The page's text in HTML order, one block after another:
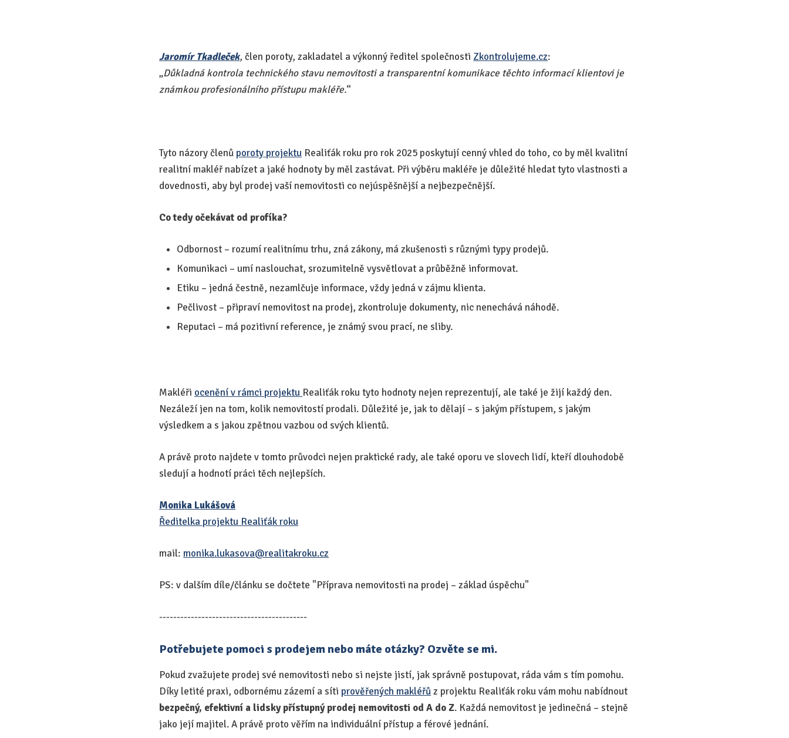
Jaromír Tkadleček, člen poroty, zakladatel a výkonný ředitel společnosti Zkontrolujeme.cz:
„​Důkladná kontrola technického stavu nemovitosti a transparentní komunikace těchto informací klientovi je
známkou profesionálního přístupu makléře.“​
Tyto názory členů poroty projektu Realiťák roku pro rok 2025 poskytují cenný vhled do toho, co by měl kvalitní
realitní makléř nabízet a jaké hodnoty by měl zastávat. Při výběru makléře je důležité hledat tyto vlastnosti a
dovednosti, aby byl prodej vaší nemovitosti co nejúspěšnější a nejbezpečnější.
Co tedy očekávat od profíka?
Odbornost – rozumí realitnímu trhu, zná zákony, má zkušenosti s různými typy prodejů.
Komunikaci – umí naslouchat, srozumitelně vysvětlovat a průběžně informovat.
Etiku – jedná čestně, nezamlčuje informace, vždy jedná v zájmu klienta.
Pečlivost – připraví nemovitost na prodej, zkontroluje dokumenty, nic nenechává náhodě.
Reputaci – má pozitivní reference, je známý svou prací, ne sliby.
Makléři ocenění v rámci projektu Realiťák roku tyto hodnoty nejen reprezentují, ale také je žijí každý den.
Nezáleží jen na tom, kolik nemovitostí prodali. Důležité je, jak to dělají – s jakým přístupem, s jakým
výsledkem a s jakou zpětnou vazbou od svých klientů.
A právě proto najdete v tomto průvodci nejen praktické rady, ale také oporu ve slovech lidí, kteří dlouhodobě
sledují a hodnotí práci těch nejlepších.
Monika Lukášová
Ředitelka projektu Realiťák roku
mail: monika.lukasova@realitakroku.cz
PS: v dalším díle/článku se dočtete "Příprava nemovitosti na prodej – základ úspěchu"
------------------------------------------
Potřebujete pomoci s prodejem nebo máte otázky? Ozvěte se mi.
Pokud zvažujete prodej své nemovitosti nebo si nejste jistí, jak správně postupovat, ráda vám s tím pomohu.
Díky letité praxi, odbornému zázemí a síti prověřených makléřůz projektu Realiťák roku vám mohu nabídnout
bezpečný, efektivní a lidsky přístupný prodej nemovitosti od A do Z. Každá nemovitost je jedinečná – stejně
jako její majitel. A právě proto věřím na individuální přístup a férové jednání.